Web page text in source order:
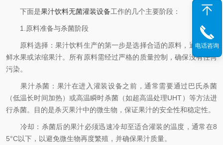
下面是果汁饮料无菌灌装设备工作的几个主要阶段：
1.原料准备与杀菌阶段
原料选择：果汁饮料生产的第一步是选择合适的原料，通常是新
鲜水果或浓缩果汁。所有原料需经过严格的质量控制，确保没有任何
污染。
果汁杀菌：果汁在进入灌装设备之前，通常需要通过巴氏杀菌
（低温长时间加热）或高温瞬时杀菌（如超高温处理UHT）等方法进
行杀菌。目的是杀灭果汁中的微生物，保证果汁的安全性和稳定性。
冷却：杀菌后的果汁必须迅速冷却至适合灌装的温度，通常在8
5°C以下，以避免微生物再度繁殖，并确保果汁质量。
电话咨询